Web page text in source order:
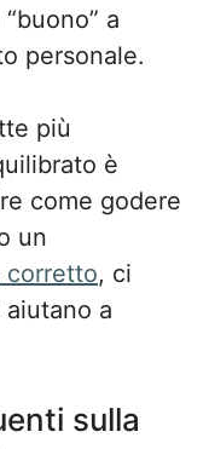
a
personale.
più
è
come godere
un
corretto, ci
a
sulla